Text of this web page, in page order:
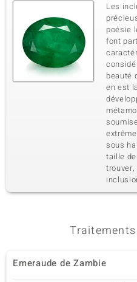
Les
poésie
font
beauté
en est
sous
taille
trouver,
Emeraude de Zambie